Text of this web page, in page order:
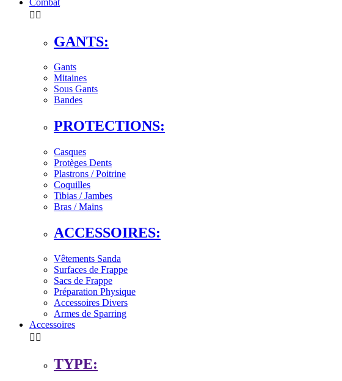
 
GANTS:
Gants
Mitaines
Sous Gants
Bandes
PROTECTIONS:
Casques
Protèges Dents
Plastrons / Poitrine
Coquilles
Tibias / Jambes
Bras / Mains
ACCESSOIRES:
Vêtements Sanda
Surfaces de Frappe
Sacs de Frappe
Préparation Physique
Accessoires Divers
Armes de Sparring
Accessoires
 
TYPE: